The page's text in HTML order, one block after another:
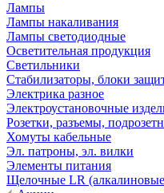
Лампы
Лампы накаливания
Лампы светодиодные
Осветительная продукция
Светильники
Стабилизаторы, блоки
Электрика разное
Электроустановочные
Розетки, разъемы,
Хомуты кабельные
Эл. патроны, эл. вилки
Элементы питания
Щелочные LR